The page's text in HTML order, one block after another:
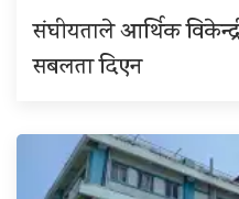
संघीयताले आर्थिक
सबलता दिएन